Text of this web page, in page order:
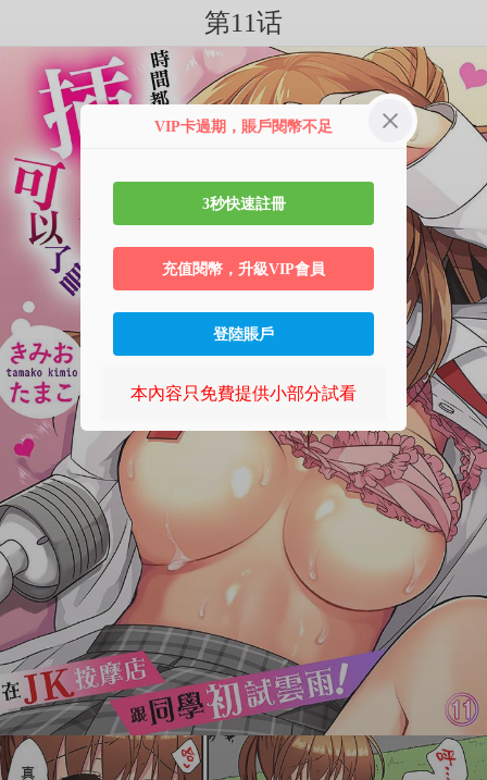
第11话
VIP卡過期，賬戶閱幣不足
3秒快速註冊
充值閱幣，升級VIP會員
登陸賬戶
本內容只免費提供小部分試看